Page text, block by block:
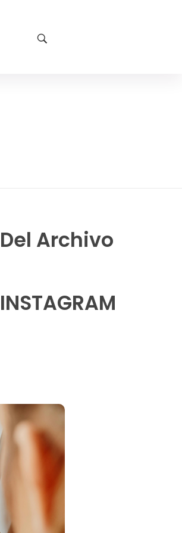
Del Archivo
INSTAGRAM